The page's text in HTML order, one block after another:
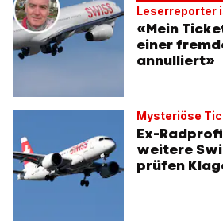
Leserreporter
«Mein
einer
annulliert»
Mysteriöse
Ex-
weitere
prüfen